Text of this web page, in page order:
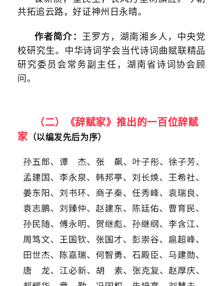
共拓追云路，好证神州日永晴。
作者简介： 王罗方，湖南湘乡人，中央党
校研究生。中华诗词学会当代诗词曲赋联精品
研究委员会常务副主任，湖南省诗词协会顾
问。
（二）
《辞赋家》推出的一百位辞赋
家（以编发先后为序）